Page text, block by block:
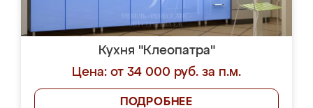
Кухня "Клеопатра"
Цена: от 34 000 руб. за п.м.
ПОДРОБНЕЕ